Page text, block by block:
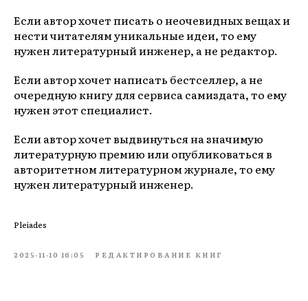
Если автор хочет писать о неочевидных вещах и
нести читателям уникальные идеи, то ему
нужен литературный инженер, а не редактор.
Если автор хочет написать бестселлер, а не
очередную книгу для сервиса самиздата, то ему
нужен этот специалист.
Если автор хочет выдвинуться на значимую
литературную премию или опубликоваться в
авторитетном литературном журнале, то ему
нужен литературный инженер.
Pleiades
2025-11-10 16:05 РЕДАКТИРОВАНИЕ КНИГ